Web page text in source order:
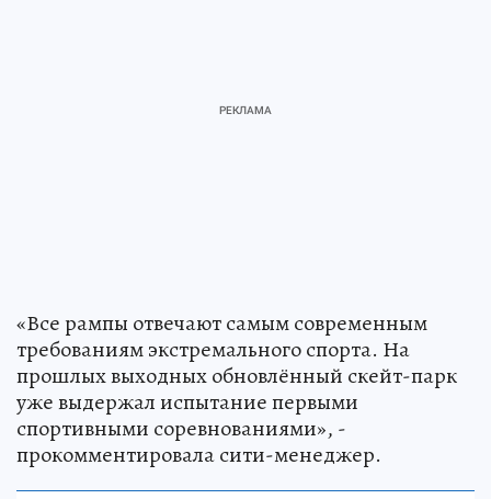
«Все рампы отвечают самым современным
требованиям экстремального спорта. На
прошлых выходных обновлённый скейт-парк
уже выдержал испытание первыми
спортивными соревнованиями», -
прокомментировала сити-менеджер.